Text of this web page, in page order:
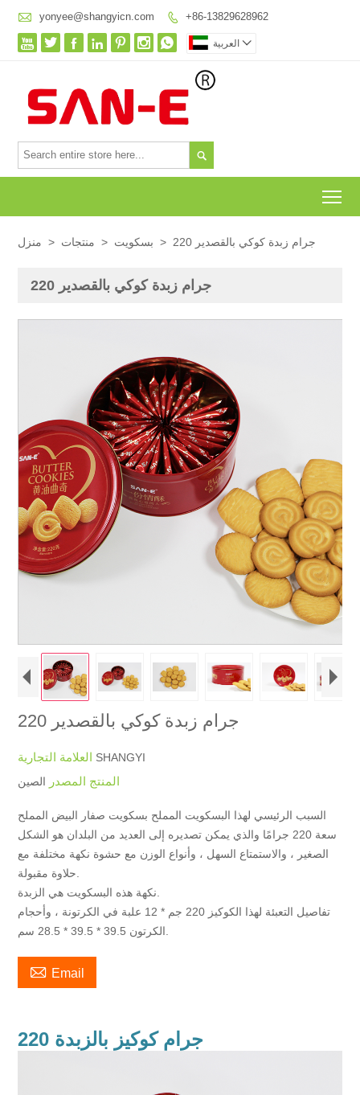
 yonyee@shangyicn.com  +86-13829628962
       العربية 

منزل > منتجات > بسكويت > 220 جرام زبدة كوكي بالقصدير
220 جرام زبدة كوكي بالقصدير
220 جرام زبدة كوكي بالقصدير
SHANGYI
المنتج المصدر الصين
السبب الرئيسي لهذا البسكويت المملح بسكويت صفار البيض المملح
سعة 220 جرامًا والذي يمكن تصديره إلى العديد من البلدان هو الشكل
الصغير ، والاستمتاع السهل ، وأنواع الوزن مع حشوة نكهة مختلفة مع
تفاصيل التعبئة لهذا الكوكيز 220 جم * 12 علبة في الكرتونة ، وأحجام
 Email
220 جرام كوكيز بالزبدة